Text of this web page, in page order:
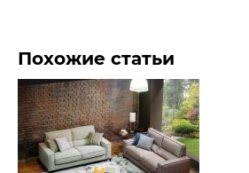
Похожие статьи